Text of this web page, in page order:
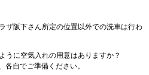
ザ阪下さん所定の位置以外での洗車は行わ
うに空気入れの用意はありますか？
自でご準備ください。